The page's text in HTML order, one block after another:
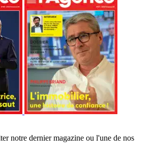
notre dernier magazine ou l'une de nos